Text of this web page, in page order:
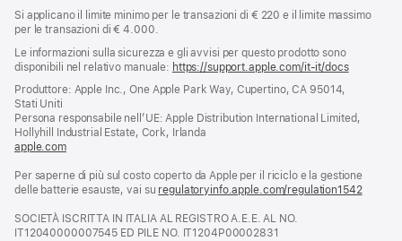
Si applicano il limite minimo per le transazioni di € 220 e il limite massimo
per le transazioni di € 4.000.
Le informazioni sulla sicurezza e gli avvisi per questo prodotto sono
disponibili nel relativo manuale: https://support.apple.com/it-it/docs(si
finestra)
Produttore: Apple Inc., One Apple Park Way, Cupertino, CA 95014,
Stati Uniti
Persona responsabile nell’UE: Apple Distribution International Limited,
Hollyhill Industrial Estate, Cork, Irlanda
apple.com(si
una
nuova
Per saperne di più sul costo coperto da Apple per il riciclo e la gestione
delle batterie esauste, vai su regulatoryinfo.apple.com/regulation1542(si
SOCIETÀ ISCRITTA IN ITALIA AL REGISTRO A.E.E. AL NO.
IT12040000007545 ED PILE NO. IT1204P00002831